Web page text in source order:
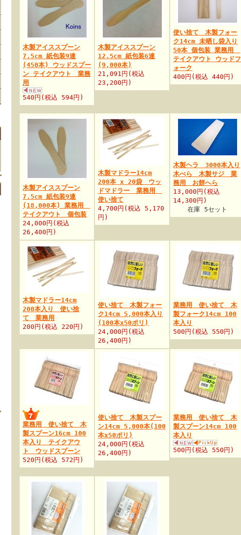
木製アイススプーン
7.5cm 紙包装9連
(450本) ウッドスプー
ン テイクアウト 業務
用
540円(税込 594円)
木製アイススプーン
12.5cm 紙包装6連
(9,000本)
21,091円(税込
23,200円)
使い捨て 木製フォー
ク14cm 未晒し袋入り
50本 個包装 業務用
テイクアウト ウッドフ
ォーク
400円(税込 440円)
木製アイススプーン
7.5cm 紙包装9連
(18,000本) 業務用
テイクアウト 個包装
24,000円(税込
26,400円)
木製マドラー14cm
200本 x 20袋 ウッ
ドマドラー 業務用
使い捨て
4,700円(税込 5,170
円)
木製ヘラ 3000本入り
木べら 木製サジ 業
務用 お餅へら
13,000円(税込
14,300円)
在庫 5セット
木製マドラー14cm
200本入り 使い捨
て 業務用
200円(税込 220円)
使い捨て 木製フォー
ク14cm 5,000本入り
(100本x50ポリ)
24,000円(税込
26,400円)
業務用 使い捨て 木
製フォーク14cm 100
本入り
500円(税込 550円)
業務用 使い捨て 木
製スプーン16cm 100
本入り テイクアウ
ト ウッドスプーン
520円(税込 572円)
使い捨て 木製スプー
ン14cm 5,000本(100
本x50ポリ)
24,000円(税込
26,400円)
業務用 使い捨て 木
製スプーン14cm 100
本入り
500円(税込 550円)